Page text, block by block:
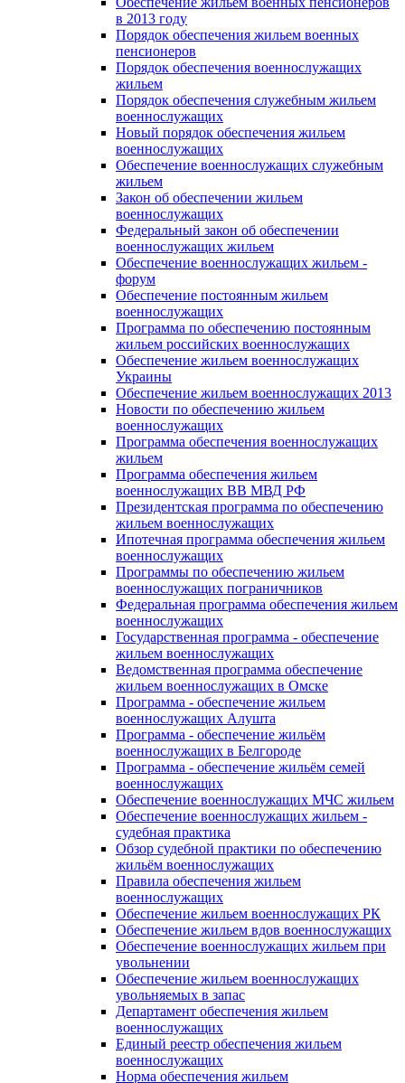
в 2013 году
Порядок обеспечения жильем военных
пенсионеров
Порядок обеспечения военнослужащих
жильем
Порядок обеспечения служебным жильем
военнослужащих
Новый порядок обеспечения жильем
военнослужащих
Обеспечение военнослужащих служебным
жильем
Закон об обеспечении жильем
военнослужащих
Федеральный закон об обеспечении
военнослужащих жильем
Обеспечение военнослужащих жильем -
форум
Обеспечение постоянным жильем
военнослужащих
Программа по обеспечению постоянным
жильем российских военнослужащих
Обеспечение жильем военнослужащих
Украины
Обеспечение жильем военнослужащих 2013
Новости по обеспечению жильем
военнослужащих
Программа обеспечения военнослужащих
жильем
Программа обеспечения жильем
военнослужащих ВВ МВД РФ
Президентская программа по обеспечению
жильем военнослужащих
Ипотечная программа обеспечения жильем
военнослужащих
Программы по обеспечению жильем
военнослужащих пограничников
Федеральная программа обеспечения жильем
военнослужащих
Государственная программа - обеспечение
жильем военнослужащих
Ведомственная программа обеспечение
жильем военнослужащих в Омске
Программа - обеспечение жильем
военнослужащих Алушта
Программа - обеспечение жильём
военнослужащих в Белгороде
Программа - обеспечение жильём семей
военнослужащих
Обеспечение военнослужащих МЧС жильем
Обеспечение военнослужащих жильем -
судебная практика
Обзор судебной практики по обеспечению
жильём военнослужащих
Правила обеспечения жильем
военнослужащих
Обеспечение жильем военнослужащих РК
Обеспечение жильем вдов военнослужащих
Обеспечение военнослужащих жильем при
увольнении
Обеспечение жильем военнослужащих
увольняемых в запас
Департамент обеспечения жильем
военнослужащих
Единый реестр обеспечения жильем
военнослужащих
Норма обеспечения жильем